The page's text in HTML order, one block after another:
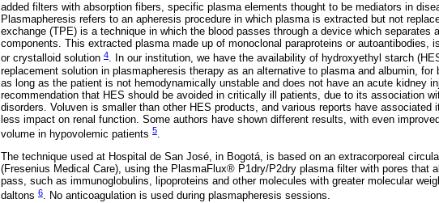
added filters with absorption fibers, specific plasma elements thought to be mediators in
Plasmapheresis refers to an apheresis procedure in which plasma is extracted but not
exchange (TPE) is a technique in which the blood passes through a device which separates
components. This extracted plasma made up of monoclonal paraproteins or autoantibodies,
or crystalloid solution 4. In our institution, we have the availability of hydroxyethyl starch
replacement solution in plasmapheresis therapy as an alternative to plasma and albumin, for
as long as the patient is not hemodynamically unstable and does not have an acute kidney
recommendation that HES should be avoided in critically ill patients, due to its association
disorders. Voluven is smaller than other HES products, and various reports have associated
less impact on renal function. Some authors have shown different results, with even
volume in hypovolemic patients 5.
The technique used at Hospital de San José, in Bogotá, is based on an extracorporeal
(Fresenius Medical Care), using the PlasmaFlux® P1dry/P2dry plasma filter with pores that
pass, such as immunoglobulins, lipoproteins and other molecules with greater molecular
daltons 6. No anticoagulation is used during plasmapheresis sessions.